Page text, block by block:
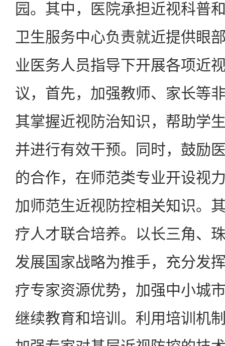
园。其中，医院承担近视科普
卫生服务中心负责就近提供眼
业医务人员指导下开展各项近
议，首先，加强教师、家长等
其掌握近视防治知识，帮助学
并进行有效干预。同时，鼓励
的合作，在师范类专业开设视
加师范生近视防控相关知识。
疗人才联合培养。以长三角、
发展国家战略为推手，充分发
疗专家资源优势，加强中小城
继续教育和培训。利用培训机